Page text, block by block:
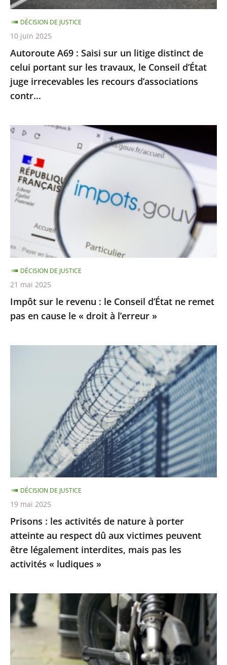
celui
portant
sur
les
travaux,
le
Conseil
juge
irrecevables
recours
d’associations
contr...
Autoroute A69 : Saisi sur un litige distinct de
celui portant sur les travaux, le Conseil d’État
juge irrecevables les recours d’associations
contr...
DÉCISION DE JUSTICE
10 juin 2025
Impôt
revenu
le
d’État
ne
remet
pas
en
cause
le
droit
Impôt sur le revenu : le Conseil d’État ne remet
pas en cause le « droit à l’erreur »
DÉCISION DE JUSTICE
21 mai 2025
atteinte
au
respect
dû
aux
victimes
peuvent
être
interdites,
mais
pas
activités
Prisons : les activités de nature à porter
atteinte au respect dû aux victimes peuvent
être légalement interdites, mais pas les
activités « ludiques »
DÉCISION DE JUSTICE
19 mai 2025
Le
Conseil
d’État
les